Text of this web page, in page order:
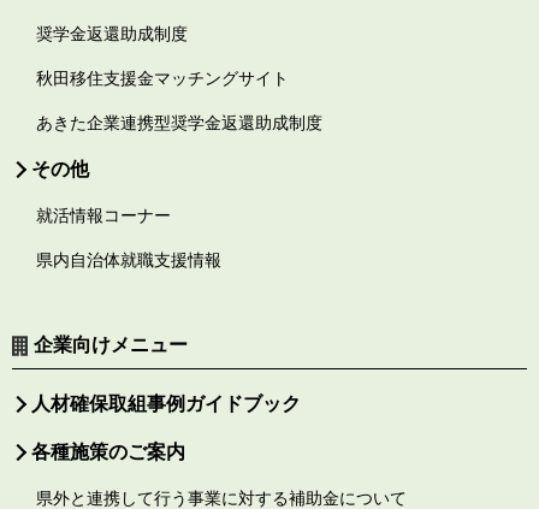
奨学金返還助成制度
秋田移住支援金マッチングサイト
あきた企業連携型奨学金返還助成制度
その他
就活情報コーナー
県内自治体就職支援情報
企業向けメニュー
人材確保取組事例ガイドブック
各種施策のご案内
県外と連携して行う事業に対する補助金について